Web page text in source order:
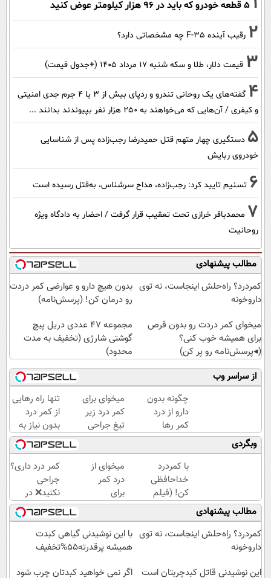
۵ قطعه خودرو که باید در ۹۶ هزار کیلومتر عوض کنید
2 رقیب آینده F-35 چه مشخصاتی دارد؟
3 قیمت دلار، طلا و سکه شنبه ۱۷ مرداد ۱۴۰۵ (+جدول قیمت)
4
گفته‌های یک روحانی تندرو و ردپای بیش از ۳ یا ۴ جرم جدی امنیتی
و کیفری / آن‌هایی که می‌خواهند به ۲۵۰ هزار نفر بپیوندند بدانند ...
5 دستگیری چهار متهم قتل حمیدرضا رجب‌زاده پس از شناسایی
خودروی ربایش
6 تسنیم تایید کرد: رجب‌زاده، مداح سرشناس، به‌قتل رسیده است
7 محمدباقر خرازی تحت تعقیب قرار گرفت / احضار به دادگاه ویژه
روحانیت
مطالب پیشنهادی
کمردرد؟ راه‌حلش اینجاست، نه توی
داروخونه
بدون هیچ دارو و عوارضی کمر دردت
رو درمان کن! (پرسش‌نامه)
میخوای کمر دردت رو بدون قرص
برای همیشه خوب کنی؟
(◂پرسش‌نامه رو پر کن)
مجموعه 47 عددی دریل پیچ
گوشتی شارژی (تخفیف به مدت
محدود)
از سراسر وب
چگونه بدون
دارو از درد
کمر رها
شوید؟
(◂پرسش‌نامه
رو پرکن)
میخوای برای
کمر درد زیر
تیغ جراحی
بری؟!
◗پرسش‌نامه
رو پر کن◖
تنها راه رهایی
از کمر درد
بدون نیاز به
دارو!
(◂پرسش‌نامه)
وبگردی
با کمردرد
خداحافظی
کن! (فیلم
و ببین ◀
پرسش‌نامه
رو پرکن)
میخوای از
درد کمر
برای
همیشه
راحت شی؟
👈
پرسش‌نامه
کمر درد داری؟
جراحی
نکنید❌ در
منزل درمانش
کن
(◂پرسش‌نامه)
مطالب پیشنهادی
کمردرد؟ راه‌حلش اینجاست، نه توی
داروخونه
با این نوشیدنی گیاهی کبدت
همیشه پرقدرته55%تخفیف
این نوشیدنی قاتل کبدچربتان است
اگر نمی خواهید کبدتان چرب شود